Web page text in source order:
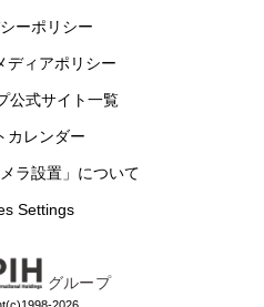
ーポリシー
ディアポリシー
公式サイト一覧
カレンダー
ラ設置」について
Settings
グループ
2026